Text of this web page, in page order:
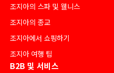
조지아의 스파 및 웰니스
조지아의 종교
조지아에서 쇼핑하기
조지아 여행 팁
B2B 및 서비스